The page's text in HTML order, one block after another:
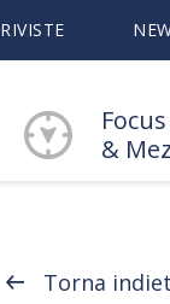
RIVISTE
&
Torna